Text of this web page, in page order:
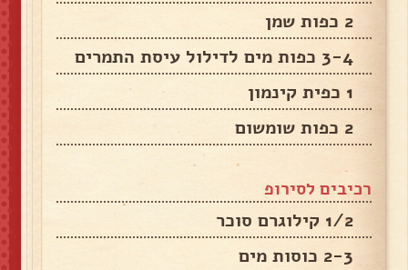
2 כפות שמן
3-4 כפות מים לדילול עיסת התמרים
1 כפית קינמון
2 כפות שומשום
רכיבים לסירופ
1/2 קילוגרם סוכר
2-3 כוסות מים